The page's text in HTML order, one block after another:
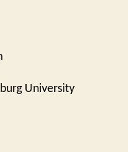
University